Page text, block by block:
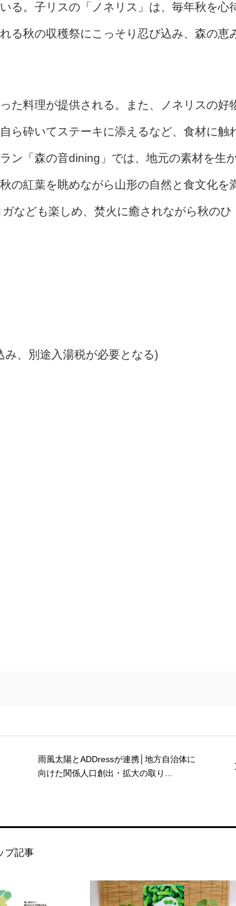
る。子リスの「ノネリス」は、毎年秋を心
る秋の収穫祭にこっそり忍び込み、森の恵
た料理が提供される。また、ノネリスの好
ら砕いてステーキに添えるなど、食材に触
ン「森の音dining」では、地元の素材を生
の紅葉を眺めながら山形の自然と食文化を
なども楽しめ、焚火に癒されながら秋のひ
、別途入湯税が必要となる)
雨風太陽とADDressが連携│地方自治体に
向けた関係人口創出・拡大の取り...
プ記事